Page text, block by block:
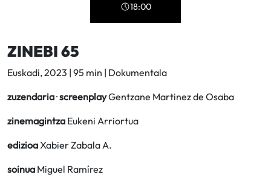
18:00
ZINEBI 65
Euskadi, 2023 | 95 min | Dokumentala
zuzendaria·screenplayGentzane Martinez de Osaba
zinemagintza Eukeni Arriortua
edizioa Xabier Zabala A.
soinua Miguel Ramírez